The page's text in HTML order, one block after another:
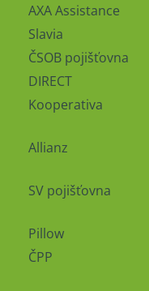
AXA Assistance
Slavia
ČSOB pojišťovna
DIRECT
Kooperativa
Allianz
SV pojišťovna
Pillow
ČPP